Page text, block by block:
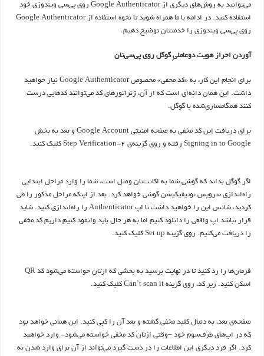
می‌توانید به روش‌های دیگری از Google Authenticator روی پی‌سی ویندوزی خود
استفاده کنید. در ادامه با ما همراه شوید تا نحوه استفاده از Google Authenticator
روی پی‌سی ویندوزی را خدمتتان توضیح دهیم.
آوردن احراز هویت دوعاملیِ گوگل روی پی‌سی‌تان
برای انجام این کار، به «کد مخفی» مخصوص Google Authenticator نیاز خواهید
داشت. این همان دانه‌ای است که از آن، ژنراتورهای کد می‌توانند کدهایی درست
کنند همگامسازی‌شده با گوگل.
برای دریافت این کد مخفی به صفحه امنیتی Google Account و بعد به بخش
Signing in to Google رفته و روی گزینه‌ی ۲-Step Verification کلیک کنید.
اگر گوگل بداند که گوشی شما به اکانت‌تان وصل است، شما را وارد مراحل ابتدایی
راه‌اندازی سرویس نوتیفیکیشن گوشی خواهد کرد. بعد از اینکه مراحل مذکور را طی
کردید، شانس این را خواهید داشت تا اپ Authenticator را راه‌اندازی کنید. شاید
قرار نباشد اپ واقعی را دانلود کنیم اما به هر حال باید وانمود کنیم داریم کد مخفی
را دریافت می‌کنیم. روی گزینه Set up کلیک کنید.
فرمان‌ها را رد کنید تا در نهایت برسید به بخشی که ازتان خواسته می‌شود کد QR
اسکن کنید. زیر کد، روی گزینه Can’t scan it کلیک کنید.
صفحه‌ی بعد، به دنبال کلید مخفی گشته و بعد آن را کپی کنید. این همانی خواهد بود
که در اپ‌های طرف‌سوم خود –وقتی ازتان کد مخفی خواسته می‌شود- وارد خواهید
کرد. اگر فرد دیگری این اطلاعات را در دست گیرد می‌تواند از آن برای وارد شدن به